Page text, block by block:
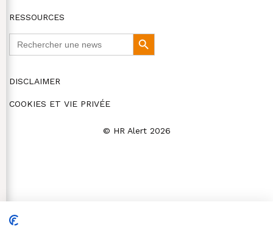
RESSOURCES
Search
Button
DISCLAIMER
COOKIES ET VIE PRIVÉE
© HR Alert 2026